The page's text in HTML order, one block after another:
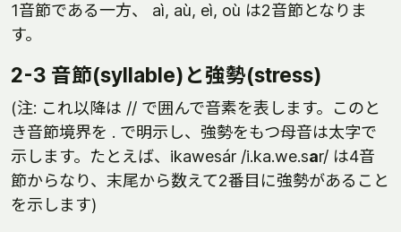
1音節である一方、 aì, aù, eì, où は2音節となりま
す。
2-3 音節(syllable)と強勢(stress)
(注: これ以降は // で囲んで音素を表します。このと
き音節境界を . で明示し、強勢をもつ母音は太字で
示します。たとえば、ikawesár /i.ka.we.sar/ は4音
節からなり、末尾から数えて2番目に強勢があること
を示します)